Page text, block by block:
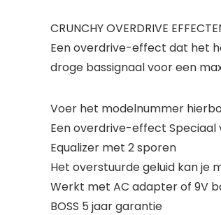
CRUNCHY OVERDRIVE
Een overdrive-effect dat het
droge bassignaal voor een
Voer het modelnummer
Een overdrive-effect Speciaal
Equalizer met 2 sporen
Het overstuurde geluid kan je
Werkt met AC adapter of 9V
BOSS 5 jaar garantie